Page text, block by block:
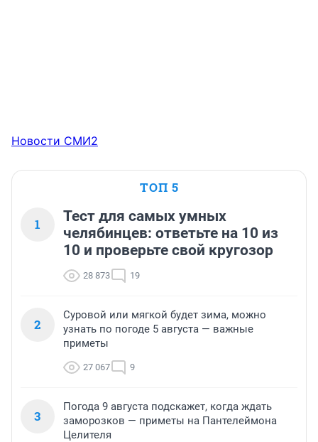
Новости СМИ2
ТОП 5
1
Тест для самых умных
челябинцев: ответьте на 10 из
10 и проверьте свой кругозор
28 873 19
2
Суровой или мягкой будет зима, можно
узнать по погоде 5 августа — важные
приметы
27 067 9
3
Погода 9 августа подскажет, когда ждать
заморозков — приметы на Пантелеймона
Целителя